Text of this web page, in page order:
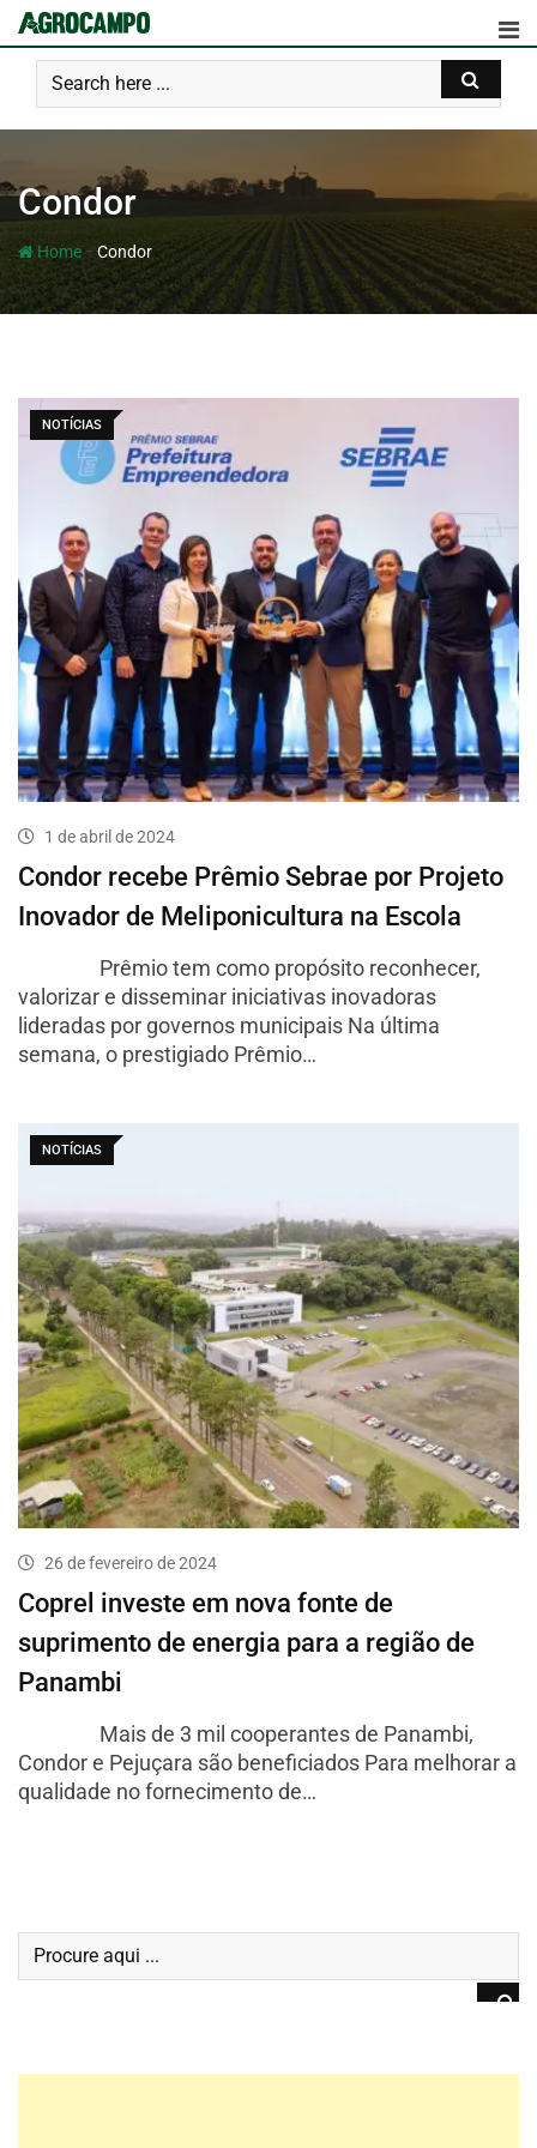
Condor
Home- Condor
NOTÍCIAS
1 de abril de 2024
Condor recebe Prêmio Sebrae por Projeto
Inovador de Meliponicultura na Escola
Prêmio tem como propósito reconhecer,
valorizar e disseminar iniciativas inovadoras
lideradas por governos municipais Na última
semana, o prestigiado Prêmio…
NOTÍCIAS
26 de fevereiro de 2024
Coprel investe em nova fonte de
suprimento de energia para a região de
Panambi
Mais de 3 mil cooperantes de Panambi,
Condor e Pejuçara são beneficiados Para melhorar a
qualidade no fornecimento de…